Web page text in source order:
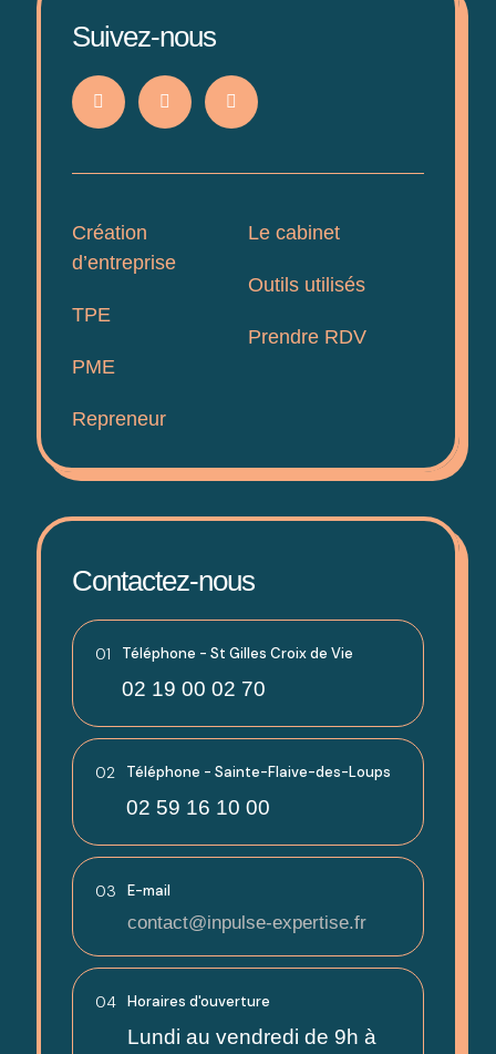
Suivez-nous
Création
d’entreprise
TPE
PME
Repreneur
Le cabinet
Outils utilisés
Prendre RDV
Contactez-nous
01 Téléphone - St Gilles Croix de Vie
02 19 00 02 70
02 Téléphone - Sainte-Flaive-des-Loups
02 59 16 10 00
03 E-mail
contact@inpulse-expertise.fr
04 Horaires d'ouverture
Lundi au vendredi de 9h à